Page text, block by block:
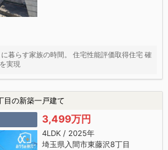
暮らす家族の時間。 住宅性能評価取得住宅 確
実現
目の新築一戸建て
3,499万円
4LDK / 2025年
埼玉県入間市東藤沢8丁目